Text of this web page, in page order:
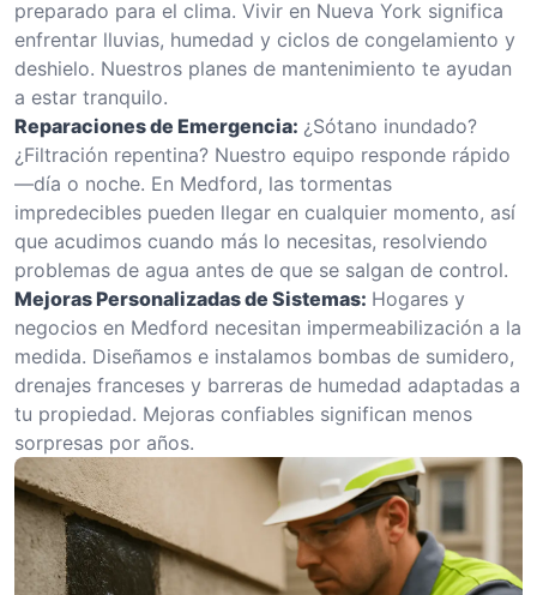
preparado para el clima. Vivir en Nueva York significa
enfrentar lluvias, humedad y ciclos de congelamiento y
deshielo. Nuestros planes de mantenimiento te ayudan
a estar tranquilo.
Reparaciones de Emergencia: ¿Sótano inundado?
¿Filtración repentina? Nuestro equipo responde rápido
—día o noche. En Medford, las tormentas
impredecibles pueden llegar en cualquier momento, así
que acudimos cuando más lo necesitas, resolviendo
problemas de agua antes de que se salgan de control.
Mejoras Personalizadas de Sistemas: Hogares y
negocios en Medford necesitan impermeabilización a la
medida. Diseñamos e instalamos bombas de sumidero,
drenajes franceses y barreras de humedad adaptadas a
tu propiedad. Mejoras confiables significan menos
sorpresas por años.